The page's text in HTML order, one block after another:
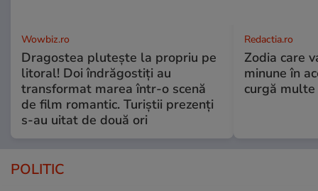
Wowbiz.ro
Dragostea plutește la propriu pe
litoral! Doi îndrăgostiți au
transformat marea într-o scenă
de film romantic. Turiștii prezenți
s-au uitat de două ori
Redactia.ro
Zodia care
minune în
curgă
POLITIC